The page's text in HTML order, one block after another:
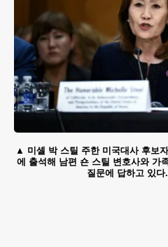
미셸 박 스틸 주한 미국대사 후보
에 출석해 남편 숀 스틸 변호사와 가
질문에 답하고 있